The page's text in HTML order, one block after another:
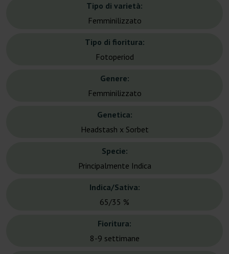
Tipo di varietà:
Femminilizzato
Tipo di fioritura:
Fotoperiod
Genere:
Femminilizzato
Genetica:
Headstash x Sorbet
Specie:
Principalmente Indica
Indica/Sativa:
65/35 %
Fioritura:
8-9 settimane